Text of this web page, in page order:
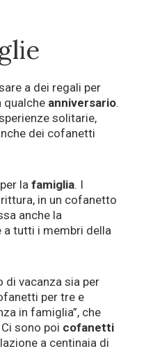
a dei regali per
qualche anniversario.
solitarie,
dei cofanetti
la famiglia. I
in un cofanetto
anche la
a tutti i membri della
di vacanza sia per
per tre e
in famiglia”, che
sono poi cofanetti
a centinaia di